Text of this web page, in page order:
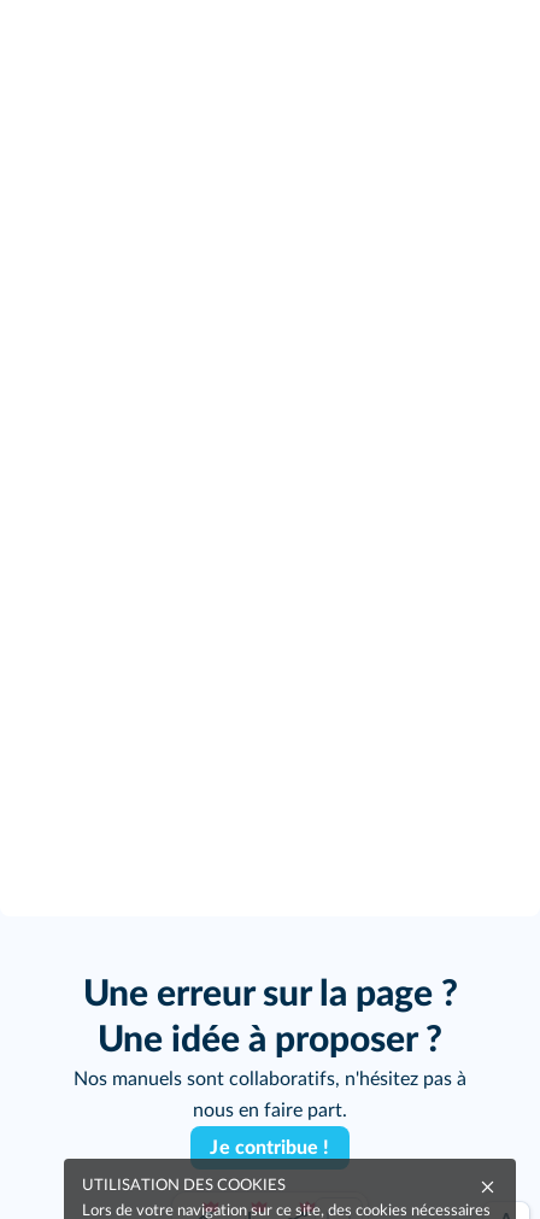
Une erreur sur la page ?
Une idée à proposer ?
Nos manuels sont collaboratifs, n'hésitez pas à
nous en faire part.
Je contribue !
UTILISATION DES COOKIES
Lors de votre navigation sur ce site, des cookies nécessaires